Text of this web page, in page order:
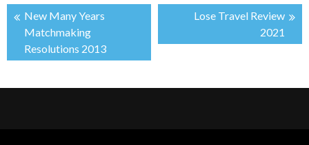
投
稿
New Many Years
Matchmaking
Resolutions 2013
Lose Travel Review
2021